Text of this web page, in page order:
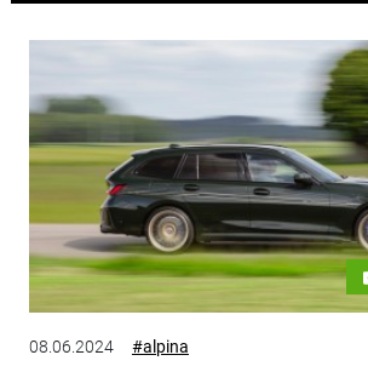
08.06.2024 #alpina